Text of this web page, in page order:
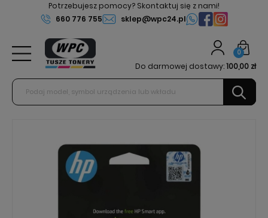
Potrzebujesz pomocy? Skontaktuj się z nami!
660 776 755
sklep@wpc24.pl
0
Do darmowej dostawy:100,00 zł